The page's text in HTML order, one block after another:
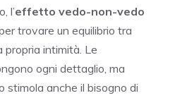
l’effetto vedo-non-vedo
trovare un equilibrio tra
propria intimità. Le
ogni dettaglio, ma
stimola anche il bisogno di